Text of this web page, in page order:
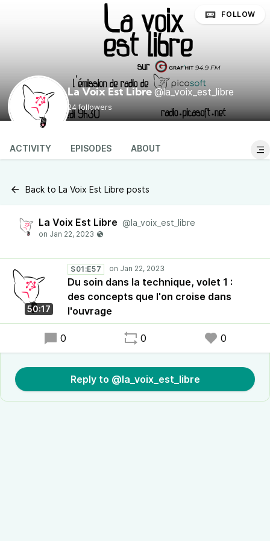
La Voix Est Libre @la_voix_est_libre
24 followers
FOLLOW
ACTIVITY EPISODES ABOUT
Back to La Voix Est Libre posts
La Voix Est Libre @la_voix_est_libre
50:17
S01:E57
Du soin dans la technique, volet 1 :
des concepts que l'on croise dans
l'ouvrage
0 0 0
Reply to @la_voix_est_libre